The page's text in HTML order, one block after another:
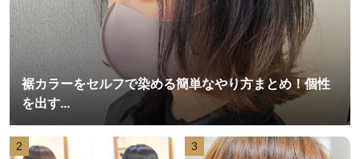
裾カラーをセルフで染める簡単なやり方まとめ！個性
を出す...
2 3